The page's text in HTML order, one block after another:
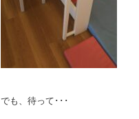
でも、待って･･･